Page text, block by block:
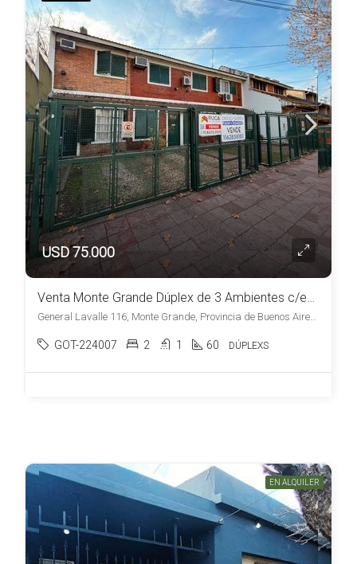
USD 75.000
Venta Monte Grande Dúplex de 3 Ambientes c/estacionamiento y patio Apto Credito
General Lavalle 116, Monte Grande, Provincia de Buenos Aires, Argentina, Monte Grande, Esteban Echeverría
GOT-224007 2 1 60 DÚPLEXS
EN ALQUILER